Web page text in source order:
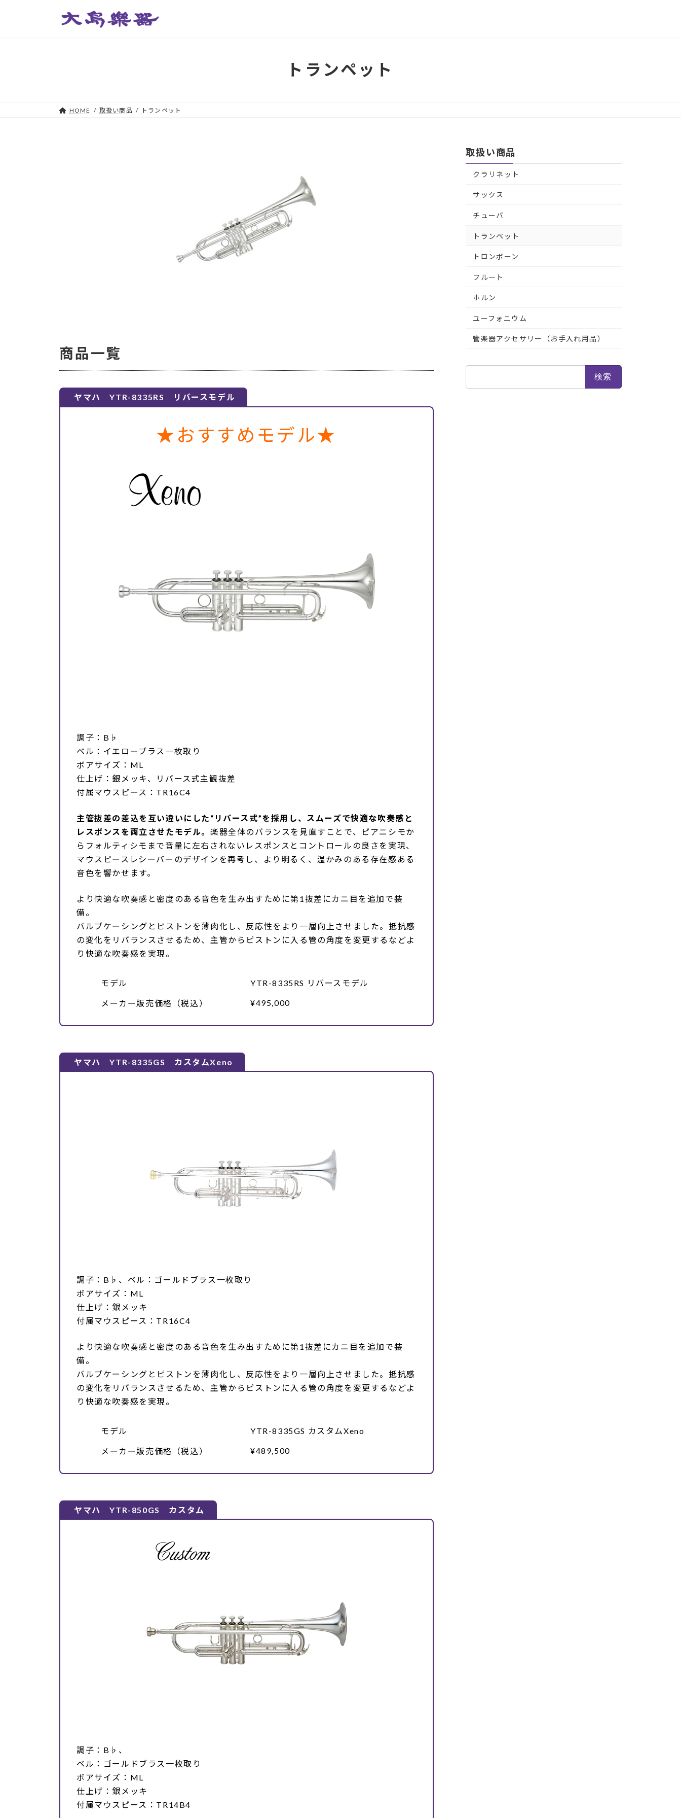
トランペット
HOME 取扱い商品 トランペット
商品一覧
ヤマハ YTR-8335RS リバースモデル
★おすすめモデル★
調子：B♭
ベル：イエローブラス一枚取り
ボアサイズ：ML
仕上げ：銀メッキ、リバース式主観抜差
付属マウスピース：TR16C4
主管抜差の差込を互い違いにした“リバース式”を採用し、スムーズで快適な吹奏感と
レスポンスを両立させたモデル。 楽器全体のバランスを見直すことで、ピアニシモか
らフォルティシモまで音量に左右されないレスポンスとコントロールの良さを実現、
マウスピースレシーバーのデザインを再考し、より明るく、温かみのある存在感ある
音色を響かせます。
より快適な吹奏感と密度のある音色を生み出すために第1抜差にカニ目を追加で装
備。
バルブケーシングとピストンを薄肉化し、反応性をより一層向上させました。抵抗感
の変化をリバランスさせるため、主管からピストンに入る管の角度を変更するなどよ
り快適な吹奏感を実現。
モデル YTR-8335RS リバースモデル
メーカー販売価格（税込） ¥495,000
ヤマハ YTR-8335GS カスタムXeno
調子：B♭、ベル：ゴールドブラス一枚取り
ボアサイズ：ML
仕上げ：銀メッキ
付属マウスピース：TR16C4
より快適な吹奏感と密度のある音色を生み出すために第1抜差にカニ目を追加で装
備。
バルブケーシングとピストンを薄肉化し、反応性をより一層向上させました。抵抗感
の変化をリバランスさせるため、主管からピストンに入る管の角度を変更するなどよ
り快適な吹奏感を実現。
モデル YTR-8335GS カスタムXeno
メーカー販売価格（税込） ¥489,500
ヤマハ YTR-850GS カスタム
調子：B♭、
ベル：ゴールドブラス一枚取り
ボアサイズ：ML
仕上げ：銀メッキ
付属マウスピース：TR14B4
取扱い商品
クラリネット
サックス
チューバ
トランペット
トロンボーン
フルート
ホルン
ユーフォニウム
管楽器アクセサリー（お手入れ用品）